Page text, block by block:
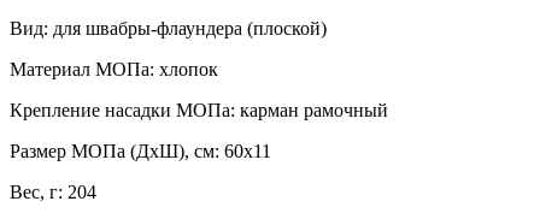
Вид: для швабры-флаундера (плоской)
Материал МОПа: хлопок
Крепление насадки МОПа: карман рамочный
Размер МОПа (ДхШ), см: 60x11
Вес, г: 204